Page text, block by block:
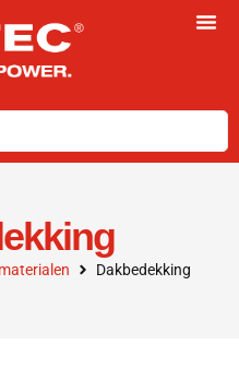
Dakbedekking